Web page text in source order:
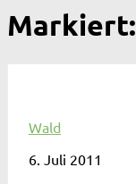
Markiert:
Wald
6. Juli 2011